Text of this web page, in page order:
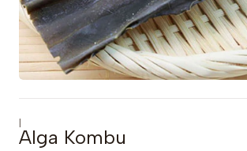
|
Alga Kombu